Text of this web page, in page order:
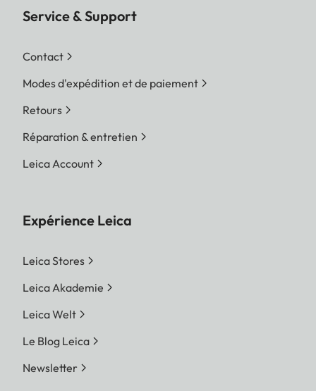
Service & Support
Contact
Modes d'expédition et de paiement
Retours
Réparation & entretien
Leica Account
Expérience Leica
Leica Stores
Leica Akademie
Leica Welt
Le Blog Leica
Newsletter